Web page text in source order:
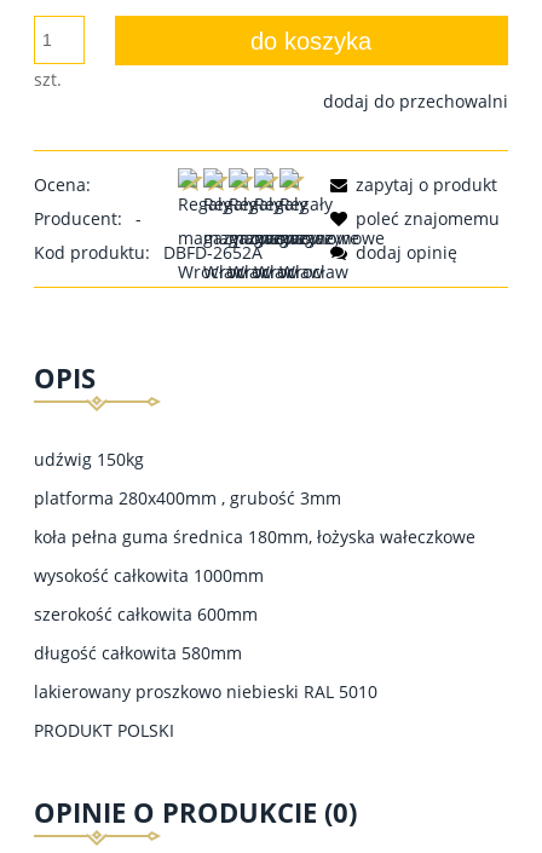
szt.
do koszyka
dodaj do przechowalni
Ocena:
Producent:
-
Kod produktu:
DBFD-2652A
zapytaj o produkt
poleć znajomemu
dodaj opinię
OPIS
udźwig 150kg
platforma 280x400mm , grubość 3mm
koła pełna guma średnica 180mm, łożyska wałeczkowe
wysokość całkowita 1000mm
szerokość całkowita 600mm
długość całkowita 580mm
lakierowany proszkowo niebieski RAL 5010
PRODUKT POLSKI
OPINIE O PRODUKCIE (0)